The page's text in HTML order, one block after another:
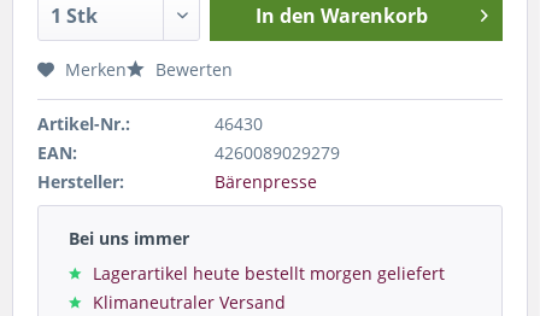
In den Warenkorb
Merken Bewerten
Artikel-Nr.:
46430
EAN:
4260089029279
Hersteller:
Bärenpresse
Bei uns immer
Lagerartikel heute bestellt morgen geliefert
Klimaneutraler Versand